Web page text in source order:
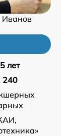
Иванов
5 лет
240